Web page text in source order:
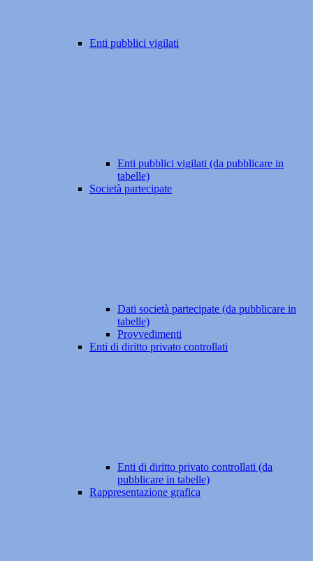
Enti pubblici vigilati
Enti pubblici vigilati (da pubblicare in
tabelle)
Società partecipate
Dati società partecipate (da pubblicare in
tabelle)
Provvedimenti
Enti di diritto privato controllati
Enti di diritto privato controllati (da
pubblicare in tabelle)
Rappresentazione grafica